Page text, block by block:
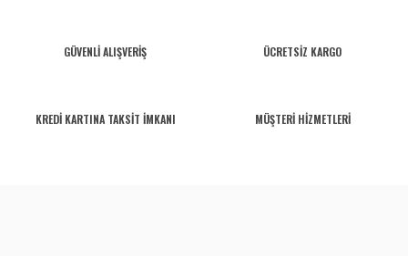
GÜVENLİ ALIŞVERİŞ ÜCRETSİZ KARGO
KREDİ KARTINA TAKSİT İMKANI MÜŞTERİ HİZMETLERİ